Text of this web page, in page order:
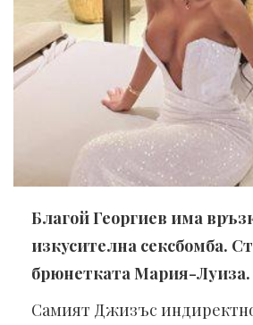
Благой Георгиев има
изкусителна сексбомба.
брюнетката Мария-Луиза.
Самият Джизъс